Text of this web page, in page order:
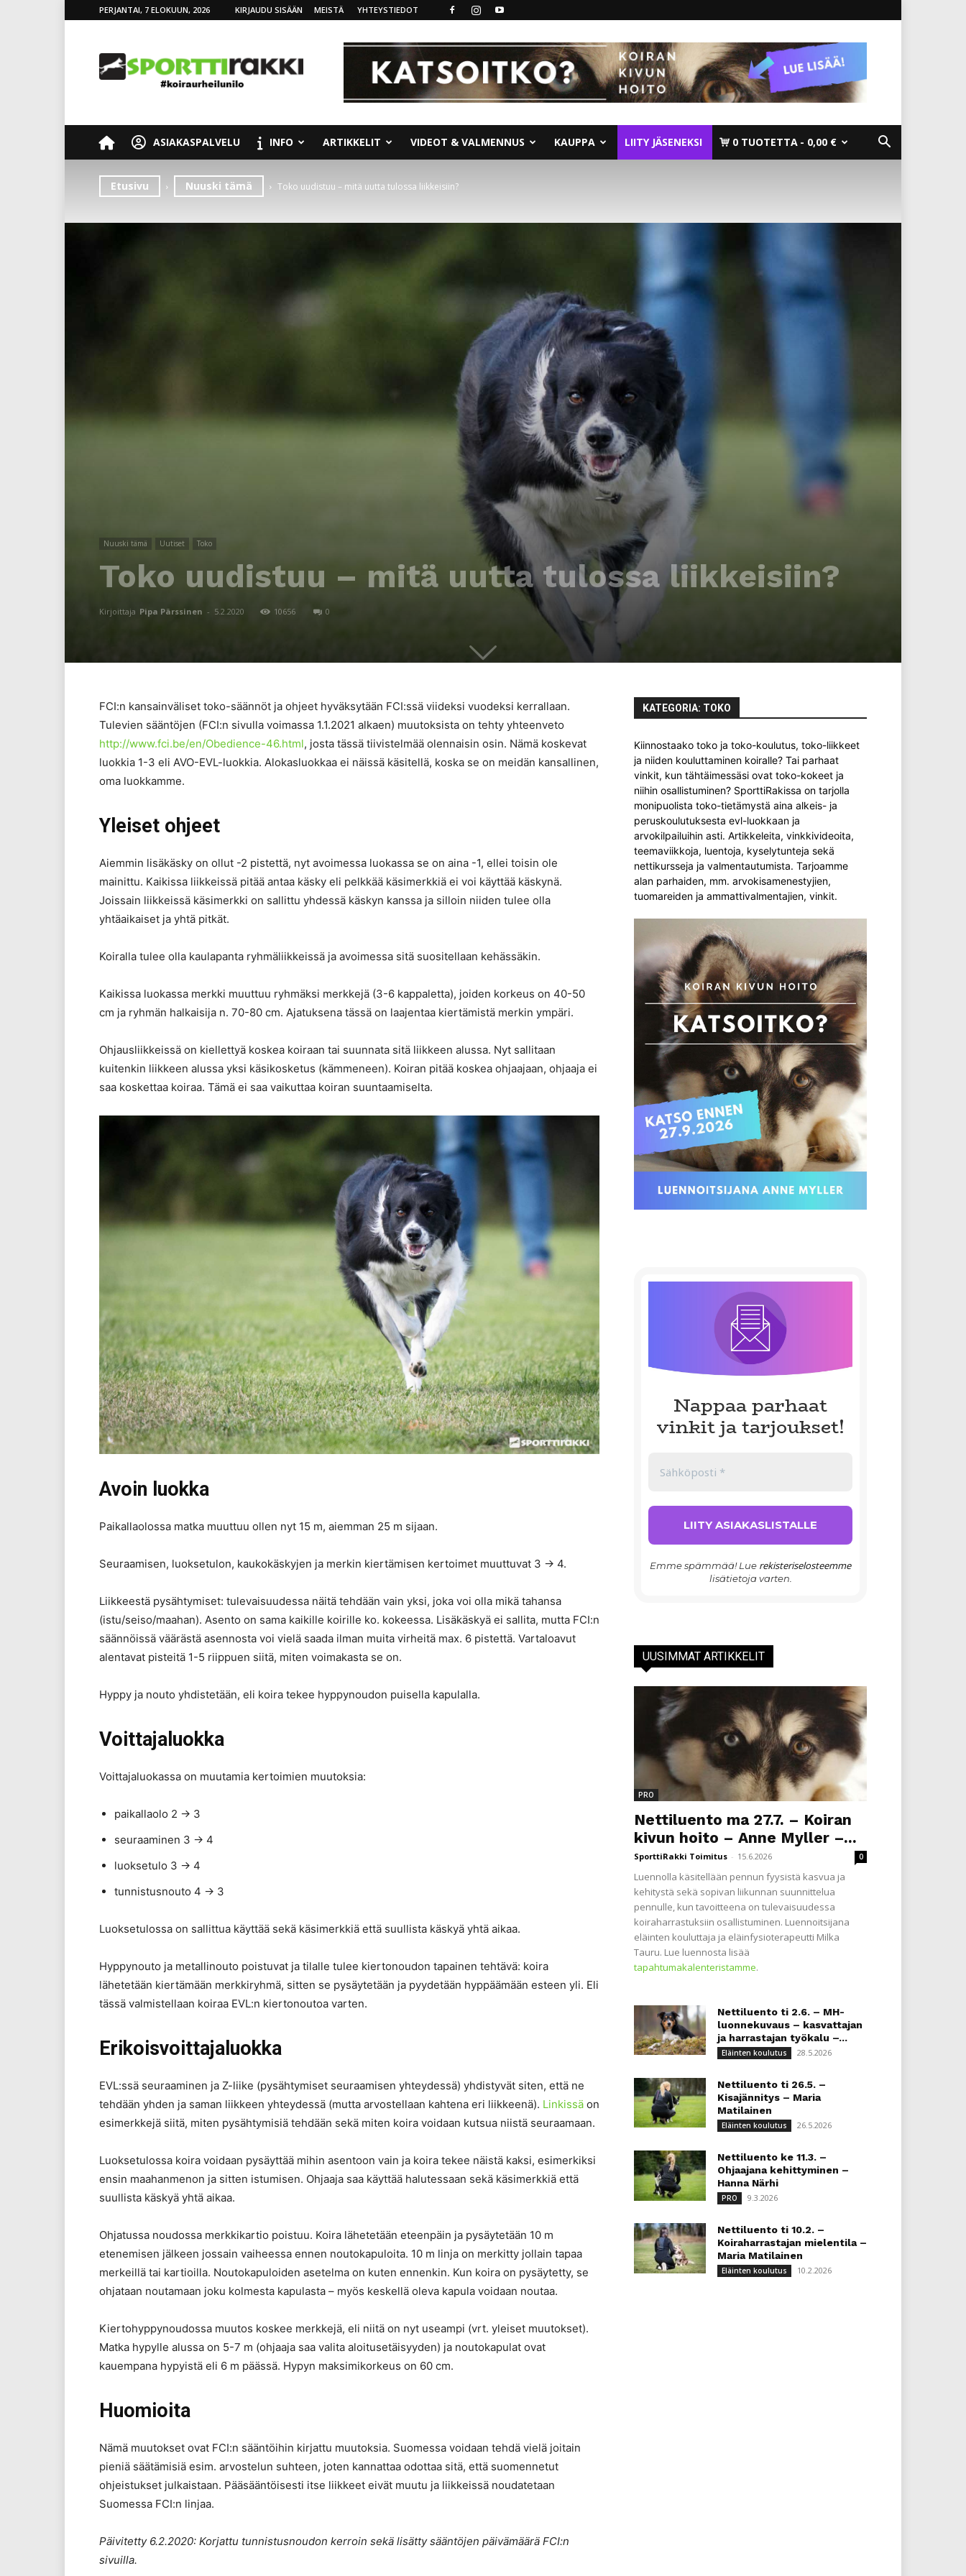
PERJANTAI, 7 ELOKUUN, 2026 KIRJAUDU SISÄÄN MEISTÄ YHTEYSTIEDOT
ASIAKASPALVELU INFO ARTIKKELIT VIDEOT & VALMENNUS KAUPPA LIITY JÄSENEKSI 0 TUOTETTA 0,00 €
Etusivu Nuuski tämä Toko uudistuu – mitä uutta tulossa liikkeisiin?
Nuuski tämä Uutiset Toko
Toko uudistuu – mitä uutta tulossa liikkeisiin?
Kirjoittaja Pipa Pärssinen - 5.2.2020 10656 0
FCI:n kansainväliset toko-säännöt ja ohjeet hyväksytään FCI:ssä viideksi vuodeksi kerrallaan.
Tulevien sääntöjen (FCI:n sivulla voimassa 1.1.2021 alkaen) muutoksista on tehty yhteenveto
http://www.fci.be/en/Obedience-46.html, josta tässä tiivistelmää olennaisin osin. Nämä koskevat
luokkia 1-3 eli AVO-EVL-luokkia. Alokasluokkaa ei näissä käsitellä, koska se on meidän kansallinen,
oma luokkamme.
Yleiset ohjeet
Aiemmin lisäkäsky on ollut -2 pistettä, nyt avoimessa luokassa se on aina -1, ellei toisin ole
mainittu. Kaikissa liikkeissä pitää antaa käsky eli pelkkää käsimerkkiä ei voi käyttää käskynä.
Joissain liikkeissä käsimerkki on sallittu yhdessä käskyn kanssa ja silloin niiden tulee olla
yhtäaikaiset ja yhtä pitkät.
Koiralla tulee olla kaulapanta ryhmäliikkeissä ja avoimessa sitä suositellaan kehässäkin.
Kaikissa luokassa merkki muuttuu ryhmäksi merkkejä (3-6 kappaletta), joiden korkeus on 40-50
cm ja ryhmän halkaisija n. 70-80 cm. Ajatuksena tässä on laajentaa kiertämistä merkin ympäri.
Ohjausliikkeissä on kiellettyä koskea koiraan tai suunnata sitä liikkeen alussa. Nyt sallitaan
kuitenkin liikkeen alussa yksi käsikosketus (kämmeneen). Koiran pitää koskea ohjaajaan, ohjaaja ei
saa koskettaa koiraa. Tämä ei saa vaikuttaa koiran suuntaamiselta.
Avoin luokka
Paikallaolossa matka muuttuu ollen nyt 15 m, aiemman 25 m sijaan.
Seuraamisen, luoksetulon, kaukokäskyjen ja merkin kiertämisen kertoimet muuttuvat 3 -> 4.
Liikkeestä pysähtymiset: tulevaisuudessa näitä tehdään vain yksi, joka voi olla mikä tahansa
(istu/seiso/maahan). Asento on sama kaikille koirille ko. kokeessa. Lisäkäskyä ei sallita, mutta FCI:n
säännöissä väärästä asennosta voi vielä saada ilman muita virheitä max. 6 pistettä. Vartaloavut
alentavat pisteitä 1-5 riippuen siitä, miten voimakasta se on.
Hyppy ja nouto yhdistetään, eli koira tekee hyppynoudon puisella kapulalla.
Voittajaluokka
Voittajaluokassa on muutamia kertoimien muutoksia:
paikallaolo 2 -> 3
seuraaminen 3 -> 4
luoksetulo 3 -> 4
tunnistusnouto 4 -> 3
Luoksetulossa on sallittua käyttää sekä käsimerkkiä että suullista käskyä yhtä aikaa.
Hyppynouto ja metallinouto poistuvat ja tilalle tulee kiertonoudon tapainen tehtävä: koira
lähetetään kiertämään merkkiryhmä, sitten se pysäytetään ja pyydetään hyppäämään esteen yli. Eli
tässä valmistellaan koiraa EVL:n kiertonoutoa varten.
Erikoisvoittajaluokka
EVL:ssä seuraaminen ja Z-liike (pysähtymiset seuraamisen yhteydessä) yhdistyvät siten, että ne
tehdään yhden ja saman liikkeen yhteydessä (mutta arvostellaan kahtena eri liikkeenä). Linkissä on
esimerkkejä siitä, miten pysähtymisiä tehdään sekä miten koira voidaan kutsua niistä seuraamaan.
Luoksetulossa koira voidaan pysäyttää mihin asentoon vain ja koira tekee näistä kaksi, esimerkiksi
ensin maahanmenon ja sitten istumisen. Ohjaaja saa käyttää halutessaan sekä käsimerkkiä että
suullista käskyä yhtä aikaa.
Ohjatussa noudossa merkkikartio poistuu. Koira lähetetään eteenpäin ja pysäytetään 10 m
etenemisen jälkeen jossain vaiheessa ennen noutokapuloita. 10 m linja on merkitty jollain tapaa
merkeillä tai kartioilla. Noutokapuloiden asetelma on kuten ennenkin. Kun koira on pysäytetty, se
ohjataan noutamaan joku kolmesta kapulasta – myös keskellä oleva kapula voidaan noutaa.
Kiertohyppynoudossa muutos koskee merkkejä, eli niitä on nyt useampi (vrt. yleiset muutokset).
Matka hypylle alussa on 5-7 m (ohjaaja saa valita aloitusetäisyyden) ja noutokapulat ovat
kauempana hypyistä eli 6 m päässä. Hypyn maksimikorkeus on 60 cm.
Huomioita
Nämä muutokset ovat FCI:n sääntöihin kirjattu muutoksia. Suomessa voidaan tehdä vielä joitain
pieniä säätämisiä esim. arvostelun suhteen, joten kannattaa odottaa sitä, että suomennetut
ohjeistukset julkaistaan. Pääsääntöisesti itse liikkeet eivät muutu ja liikkeissä noudatetaan
Suomessa FCI:n linjaa.
Päivitetty 6.2.2020: Korjattu tunnistusnoudon kerroin sekä lisätty sääntöjen päivämäärä FCI:n
sivuilla.
KATEGORIA: TOKO
Kiinnostaako toko ja toko-koulutus, toko-liikkeet
ja niiden kouluttaminen koiralle? Tai parhaat
vinkit, kun tähtäimessäsi ovat toko-kokeet ja
niihin osallistuminen? SporttiRakissa on tarjolla
monipuolista toko-tietämystä aina alkeis- ja
peruskoulutuksesta evl-luokkaan ja
arvokilpailuihin asti. Artikkeleita, vinkkivideoita,
teemaviikkoja, luentoja, kyselytunteja sekä
nettikursseja ja valmentautumista. Tarjoamme
alan parhaiden, mm. arvokisamenestyjien,
tuomareiden ja ammattivalmentajien, vinkit.
Nappaa parhaat
vinkit ja tarjoukset!
Emme spämmää! Lue rekisteriselosteemme
lisätietoja varten.
UUSIMMAT ARTIKKELIT
PRO
Nettiluento ma 27.7. – Koiran
kivun hoito – Anne Myller –...
SporttiRakki Toimitus - 15.6.2026 0
Luennolla käsitellään pennun fyysistä kasvua ja
kehitystä sekä sopivan liikunnan suunnittelua
pennulle, kun tavoitteena on tulevaisuudessa
koiraharrastuksiin osallistuminen. Luennoitsijana
eläinten kouluttaja ja eläinfysioterapeutti Milka
Tauru. Lue luennosta lisää
tapahtumakalenteristamme.
Nettiluento ti 2.6. – MH-
luonnekuvaus – kasvattajan
ja harrastajan työkalu –...
Eläinten koulutus 28.5.2026
Nettiluento ti 26.5. –
Kisajännitys – Maria
Matilainen
Eläinten koulutus 26.5.2026
Nettiluento ke 11.3. –
Ohjaajana kehittyminen –
Hanna Närhi
PRO 9.3.2026
Nettiluento ti 10.2. –
Koiraharrastajan mielentila –
Maria Matilainen
Eläinten koulutus 10.2.2026